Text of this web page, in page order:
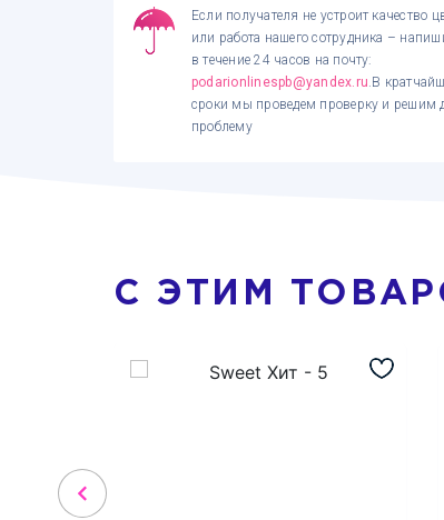
Если получателя не устроит качество
или работа нашего сотрудника –
в течение 24 часов на почту:
podarionlinespb@yandex.ru.В
сроки мы проведем проверку и решим
проблему
С ЭТИМ